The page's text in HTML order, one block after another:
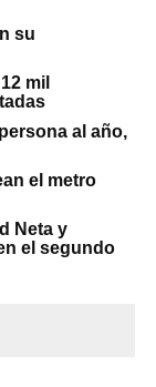
su
mil
al año,
el metro
Neta y
el segundo